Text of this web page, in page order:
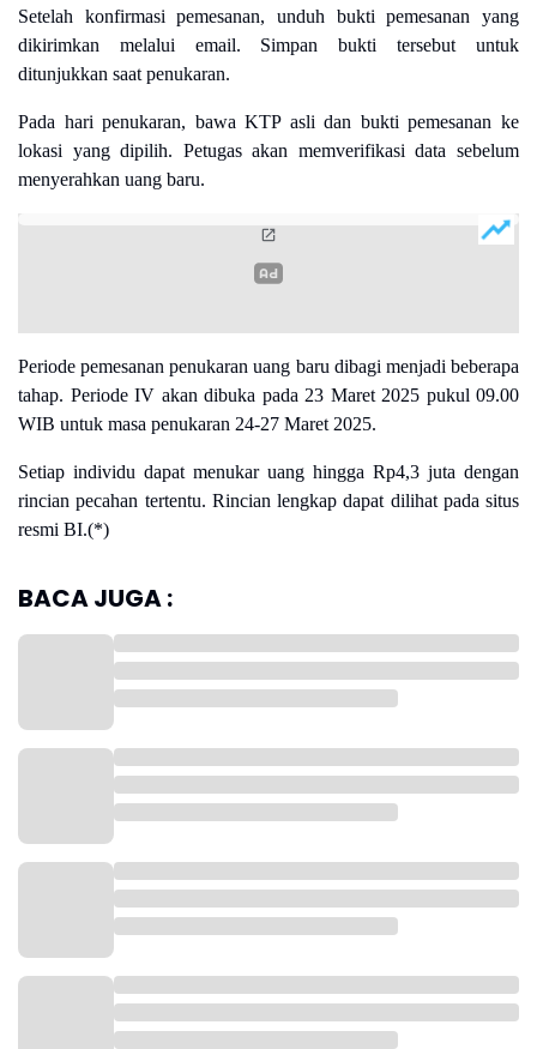
Setelah konfirmasi pemesanan, unduh bukti pemesanan yang
dikirimkan melalui email. Simpan bukti tersebut untuk
ditunjukkan saat penukaran.
Pada hari penukaran, bawa KTP asli dan bukti pemesanan ke
lokasi yang dipilih. Petugas akan memverifikasi data sebelum
menyerahkan uang baru.
Periode pemesanan penukaran uang baru dibagi menjadi beberapa
tahap. Periode IV akan dibuka pada 23 Maret 2025 pukul 09.00
WIB untuk masa penukaran 24-27 Maret 2025.
Setiap individu dapat menukar uang hingga Rp4,3 juta dengan
rincian pecahan tertentu. Rincian lengkap dapat dilihat pada situs
resmi BI.(*)
BACA JUGA :